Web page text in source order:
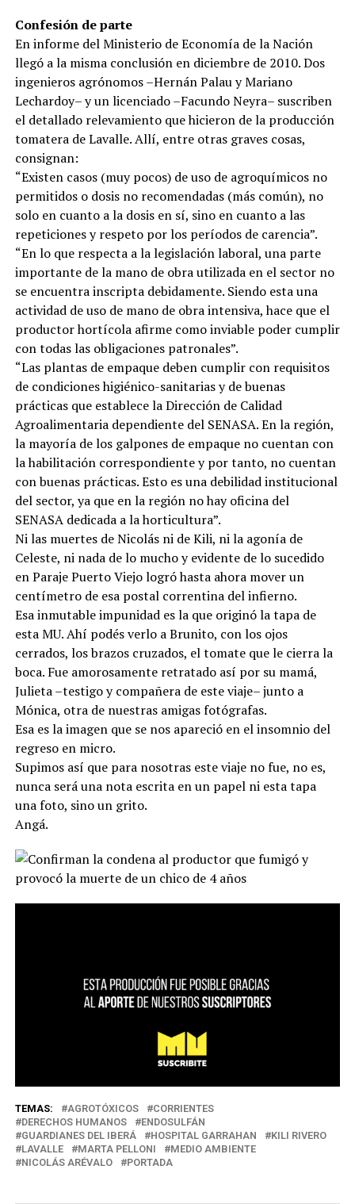
Confesión de parte
En informe del Ministerio de Economía de la Nación
llegó a la misma conclusión en diciembre de 2010. Dos
ingenieros agrónomos –Hernán Palau y Mariano
Lechardoy– y un licenciado –Facundo Neyra– suscriben
el detallado relevamiento que hicieron de la producción
tomatera de Lavalle. Allí, entre otras graves cosas,
consignan:
“Existen casos (muy pocos) de uso de agroquímicos no
permitidos o dosis no recomendadas (más común), no
solo en cuanto a la dosis en sí, sino en cuanto a las
repeticiones y respeto por los períodos de carencia”.
“En lo que respecta a la legislación laboral, una parte
importante de la mano de obra utilizada en el sector no
se encuentra inscripta debidamente. Siendo esta una
actividad de uso de mano de obra intensiva, hace que el
productor hortícola afirme como inviable poder cumplir
con todas las obligaciones patronales”.
“Las plantas de empaque deben cumplir con requisitos
de condiciones higiénico-sanitarias y de buenas
prácticas que establece la Dirección de Calidad
Agroalimentaria dependiente del SENASA. En la región,
la mayoría de los galpones de empaque no cuentan con
la habilitación correspondiente y por tanto, no cuentan
con buenas prácticas. Esto es una debilidad institucional
del sector, ya que en la región no hay oficina del
SENASA dedicada a la horticultura”.
Ni las muertes de Nicolás ni de Kili, ni la agonía de
Celeste, ni nada de lo mucho y evidente de lo sucedido
en Paraje Puerto Viejo logró hasta ahora mover un
centímetro de esa postal correntina del infierno.
Esa inmutable impunidad es la que originó la tapa de
esta MU. Ahí podés verlo a Brunito, con los ojos
cerrados, los brazos cruzados, el tomate que le cierra la
boca. Fue amorosamente retratado así por su mamá,
Julieta –testigo y compañera de este viaje– junto a
Mónica, otra de nuestras amigas fotógrafas.
Esa es la imagen que se nos apareció en el insomnio del
regreso en micro.
Supimos así que para nosotras este viaje no fue, no es,
nunca será una nota escrita en un papel ni esta tapa
una foto, sino un grito.
Angá.
TEMAS: AGROTÓXICOS
CORRIENTES
DERECHOS HUMANOS
ENDOSULFÁN
GUARDIANES DEL IBERÁ
HOSPITAL GARRAHAN
KILI RIVERO
LAVALLE
MARTA PELLONI
MEDIO AMBIENTE
NICOLÁS ARÉVALO
PORTADA